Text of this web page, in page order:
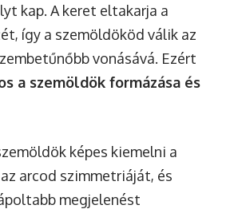
kap. A keret eltakarja a
így a szemöldököd válik az
vonásává. Ezért
a szemöldök formázása és
képes kiemelni a
arcod szimmetriáját, és
megjelenést